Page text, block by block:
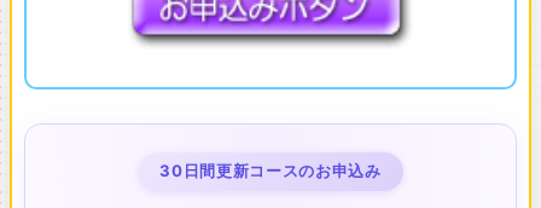
30日間更新コースのお申込み